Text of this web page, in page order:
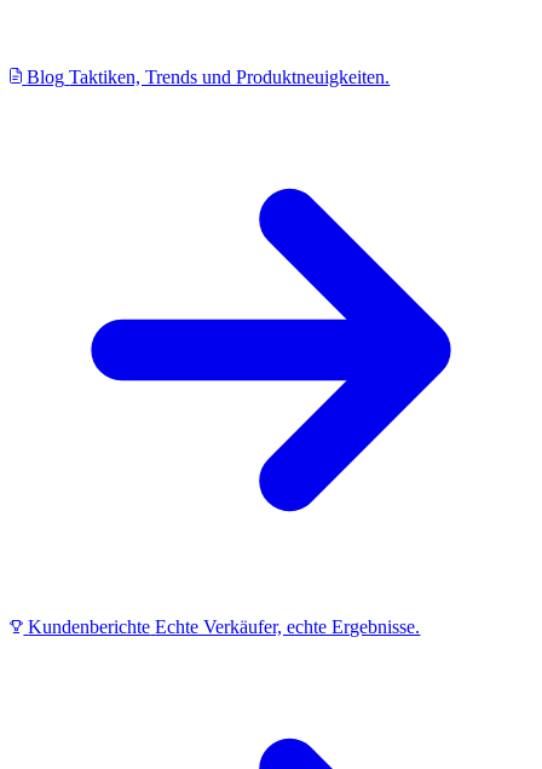
Blog Taktiken, Trends und Produktneuigkeiten.
Kundenberichte Echte Verkäufer, echte Ergebnisse.